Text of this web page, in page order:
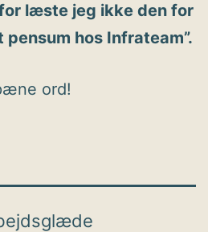
læste jeg ikke den for
pensum hos Infrateam”.
ord!